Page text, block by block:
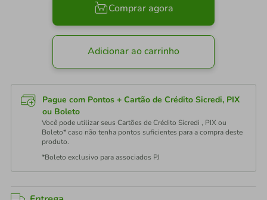
Comprar agora
Adicionar ao carrinho
Pague com Pontos + Cartão de Crédito Sicredi, PIX
ou Boleto
Você pode utilizar seus Cartões de Crédito Sicredi , PIX ou
Boleto* caso não tenha pontos suficientes para a compra deste
produto.
*Boleto exclusivo para associados PJ